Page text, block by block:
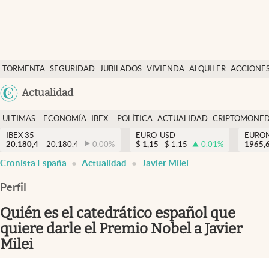
TORMENTA SEGURIDAD JUBILADOS VIVIENDA ALQUILER
USA
Actualidad
Economía y finanzas
Política
Actualidad
Criptomonedas
España
ULTIMAS
NOTICIAS
ECONOMÍA
FINANZAS
IBEX
EURO
POLÍTICA ACTUALIDAD
IBEX 35
20.180,4
20.180,4 0.00%
EURO-USD
$ 1,15 $ 1,15 0.01%
Cronista España Actualidad Javier Milei
Perfil
Quién es el catedrático español que
quiere darle el Premio Nobel a Javier
Milei